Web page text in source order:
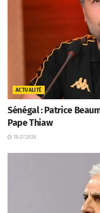
ACTUALITÉ
Sénégal : Patrice
Pape Thiaw
18.07.2026